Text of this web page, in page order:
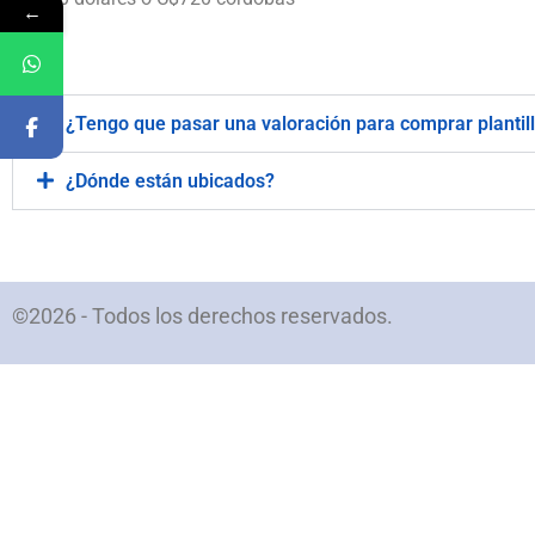
¿Tengo que pasar una valoración para comprar
¿Dónde están ubicados?
©2026 - Todos los derechos reservados.
←